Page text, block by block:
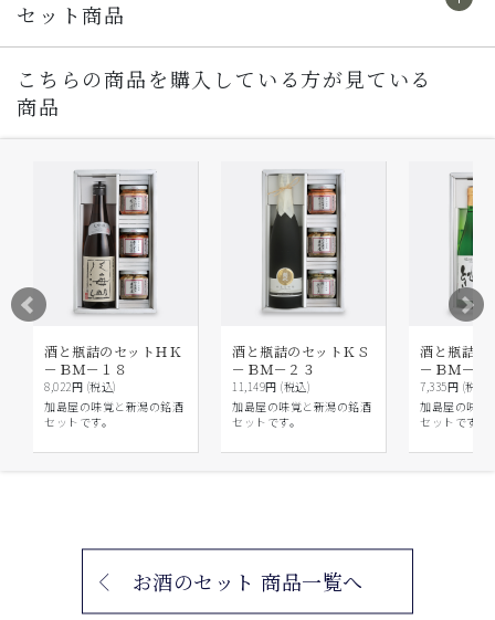
セット商品
こちらの商品を購入している方が見ている
商品
酒と瓶詰のセットＨＫ
－ＢＭ－１８
8,022円 (税込)
加島屋の味覚と新潟の銘酒
セットです。
酒と瓶詰のセットＫＳ
－ＢＭ－２３
11,149円 (税込)
加島屋の味覚と新潟の銘酒
セットです。
酒と瓶詰の
－ＢＭ－２
7,335円 (税込)
加島屋の味覚
セットです。
お酒のセット 商品一覧へ